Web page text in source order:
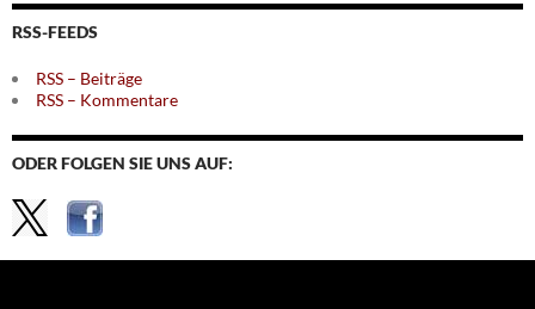
Themen
RSS-FEEDS
RSS – Beiträge
RSS – Kommentare
ODER FOLGEN SIE UNS AUF: